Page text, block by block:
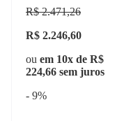
R$ 2.471,26
R$ 2.246,60
ou em 10x de R$
224,66 sem juros
- 9%